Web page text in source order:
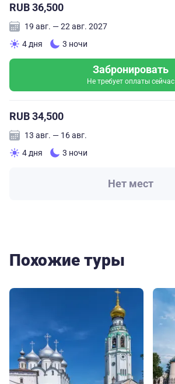
RUB 36,500
19 авг. — 22 авг. 2027
4 дня
3 ночи
Забронировать
Не требует оплаты сейчас
RUB 34,500
13 авг. — 16 авг.
4 дня
3 ночи
Нет мест
Похожие туры